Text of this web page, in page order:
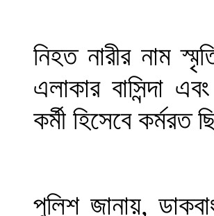
নিহত নারীর নাম
এলাকার বাসিন্দা
কর্মী হিসেবে কর্মরত
পুলিশ জানায়,